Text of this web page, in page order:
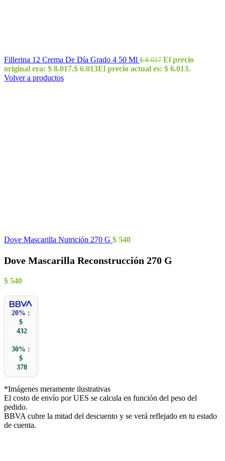
Fillerina 12 Crema De Día Grado 4 50 Ml $8.017 El precio
original era: $ 8.017.$ 6.013El precio actual es: $ 6.013.
Volver a productos
Dove Mascarilla Nutrición 270 G $ 540
Dove Mascarilla Reconstrucción 270 G
$ 540
20% :
$
432
30% :
$
378
*Imágenes meramente ilustrativas
El costo de envío por UES se calcula en función del peso del
pedido.
BBVA cubre la mitad del descuento y se verá reflejado en tu estado
de cuenta.